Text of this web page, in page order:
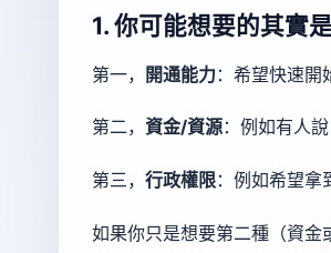
1. 你可能想要的其實
第一， 開通能力：希望快速開
第二， 資金/資源：例如有人
第三， 行政權限：例如希望拿
如果你只是想要第二種（資金